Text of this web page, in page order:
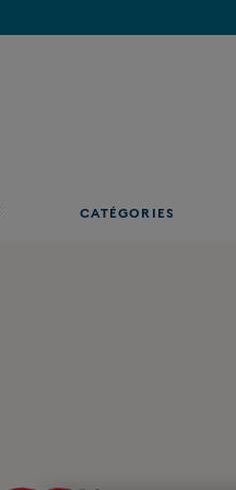
CATÉGORIES